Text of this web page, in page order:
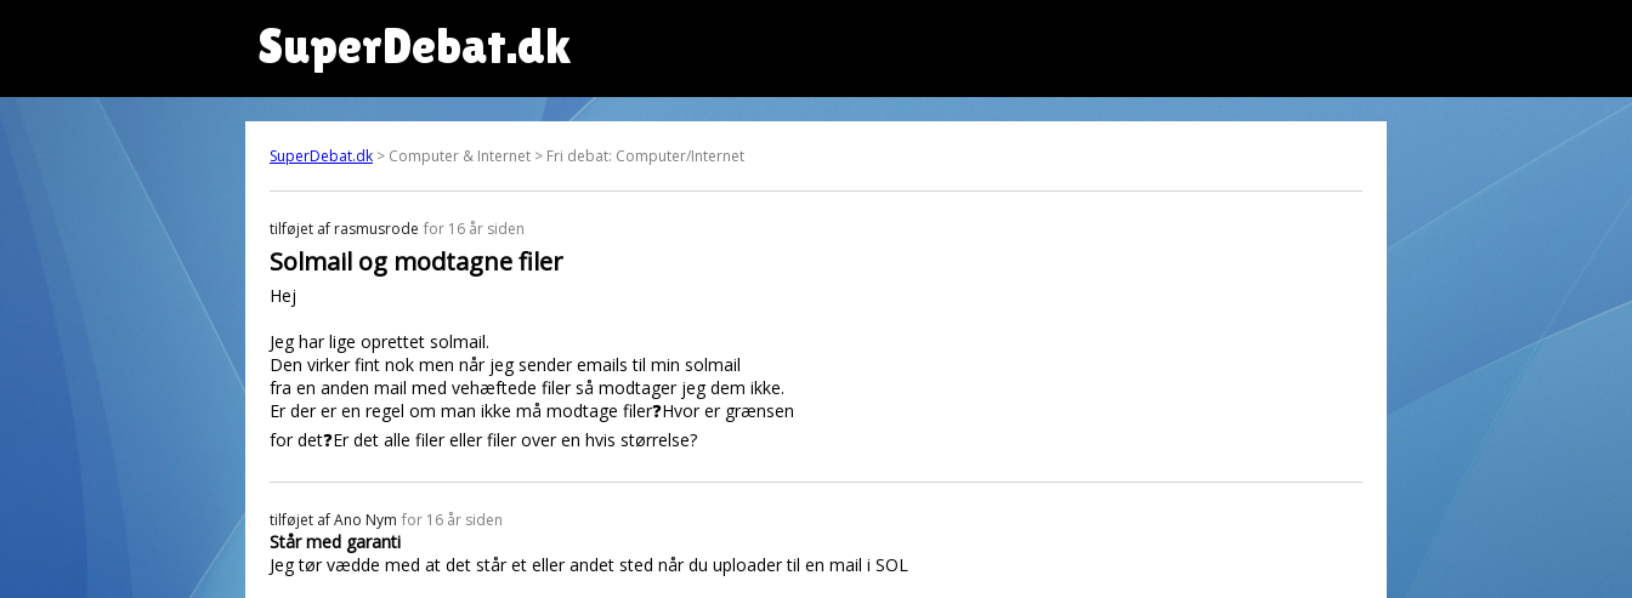
SuperDebat.dk
SuperDebat.dk > Computer & Internet > Fri debat: Computer/Internet
tilføjet af rasmusrode for 16 år siden
Solmail og modtagne filer
Hej
Jeg har lige oprettet solmail.
Den virker fint nok men når jeg sender emails til min solmail
fra en anden mail med vehæftede filer så modtager jeg dem ikke.
Er der er en regel om man ikke må modtage filer❓Hvor er grænsen
for det❓Er det alle filer eller filer over en hvis størrelse?
tilføjet afAno Nym for 16 år siden
Står med garanti
Jeg tør vædde med at det står et eller andet sted når du uploader til en mail i SOL